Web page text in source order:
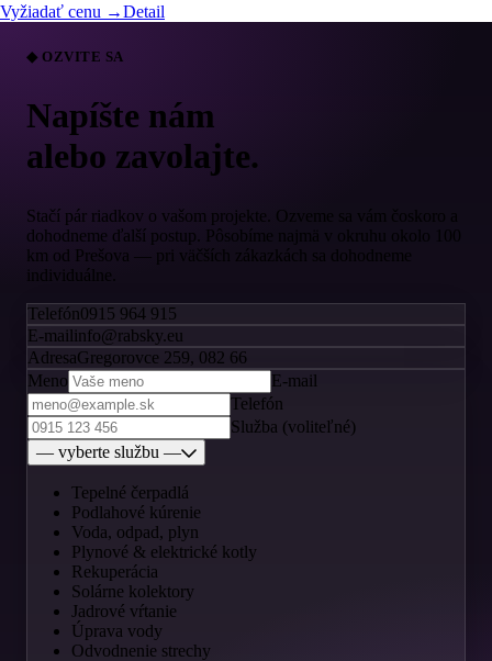
Vyžiadať cenu →Detail
◆ OZVITE SA
Napíšte nám
alebo zavolajte.
Stačí pár riadkov o vašom projekte. Ozveme sa vám čoskoro a
dohodneme ďalší postup. Pôsobíme najmä v okruhu okolo 100
km od Prešova — pri väčších zákazkách sa dohodneme
individuálne.
Telefón0915 964 915
E-mailinfo@rabsky.eu
AdresaGregorovce 259, 082 66
Meno
E-mail
Telefón
Služba (voliteľné)
— vyberte službu —
Tepelné čerpadlá
Podlahové kúrenie
Voda, odpad, plyn
Plynové & elektrické kotly
Rekuperácia
Solárne kolektory
Jadrové vŕtanie
Úprava vody
Odvodnenie strechy